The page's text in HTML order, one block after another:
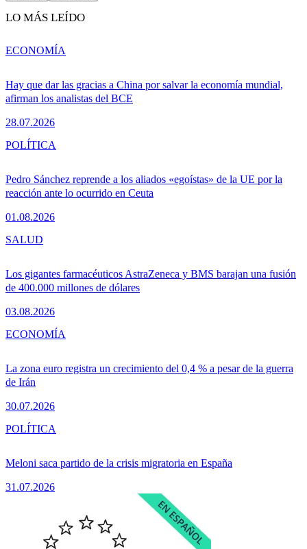
LO MÁS LEÍDO
Hay que dar las gracias a China por salvar la economía mundial,
afirman los analistas del BCE
28.07.2026
ECONOMÍA
Pedro Sánchez reprende a los aliados «egoístas» de la UE por la
reacción ante lo ocurrido en Ceuta
01.08.2026
POLÍTICA
Los gigantes farmacéuticos AstraZeneca y BMS barajan una fusión
de 400.000 millones de dólares
03.08.2026
SALUD
La zona euro registra un crecimiento del 0,4 % a pesar de la guerra
de Irán
30.07.2026
ECONOMÍA
Meloni saca partido de la crisis migratoria en España
31.07.2026
POLÍTICA